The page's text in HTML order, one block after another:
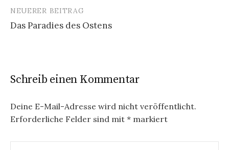
NEUERER BEITRAG
Das Paradies des Ostens
Schreib einen Kommentar
Deine E-Mail-Adresse wird nicht veröffentlicht.
Erforderliche Felder sind mit * markiert